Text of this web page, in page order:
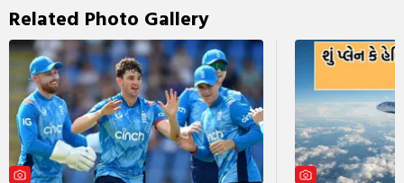
Related Photo Gallery